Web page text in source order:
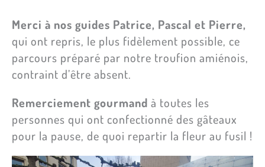
Merci à nos guides Patrice, Pascal et Pierre,
qui ont repris, le plus fidèlement possible, ce
parcours préparé par notre troufion amiénois,
contraint d’être absent.
Remerciement gourmand à toutes les
personnes qui ont confectionné des gâteaux
pour la pause, de quoi repartir la fleur au fusil !